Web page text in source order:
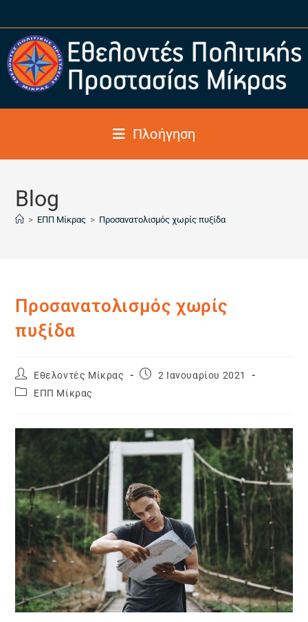
Πλοήγηση
Blog
> ΕΠΠ Μίκρας > Προσανατολισμός χωρίς πυξίδα
Προσανατολισμός χωρίς
πυξίδα
Εθελοντές Μίκρας
2 Ιανουαρίου 2021
ΕΠΠ Μίκρας